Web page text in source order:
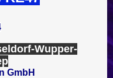
Wupper-
GmbH